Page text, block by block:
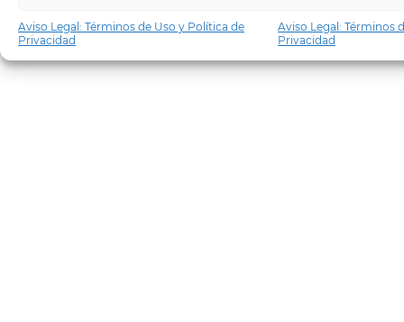
Aviso Legal: Términos de Uso y Política de
Privacidad
Aviso Legal: Términos
Privacidad